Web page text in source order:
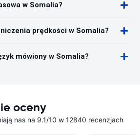
w Somalia?
prędkości w Somalia?
mówiony w Somalia?
oceny
nas na 9.1/10 w 12840 recenzjach